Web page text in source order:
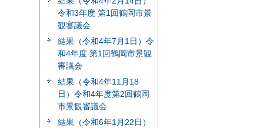
令和3年度 第1回鶴岡市景
観審議会
結果（令和4年7月1日）令
和4年度 第1回鶴岡市景観
審議会
結果（令和4年11月18
日）令和4年度第2回鶴岡
市景観審議会
結果（令和6年1月22日）